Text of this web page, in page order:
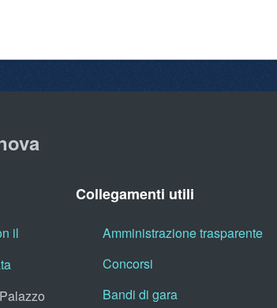
il
Collegamenti utili
Amministrazione trasparente
Concorsi
Bandi di gara